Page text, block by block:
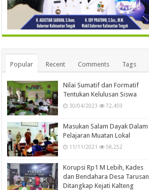
Popular Recent Comments Tags
Nilai Sumatif dan Formatif
Tentukan Kelulusan Siswa
30/04/2023 72,459
Masukan Salam Dayak Dalam
Pelajaran Muatan Lokal
11/11/2021 58,252
Korupsi Rp1 M Lebih, Kades
dan Bendahara Desa Tarusan
Ditangkap Kejati Kalteng